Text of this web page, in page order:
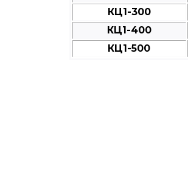
КЦ1-300
КЦ1-400
КЦ1-500